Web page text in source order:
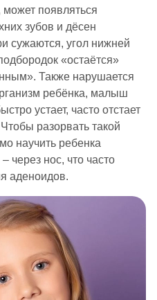
появляться
зубов и дёсен
сужаются, угол нижней
«остаётся»
Также нарушается
ребёнка, малыш
устает, часто отстает
разорвать такой
научить ребенка
через нос, что часто
аденоидов.